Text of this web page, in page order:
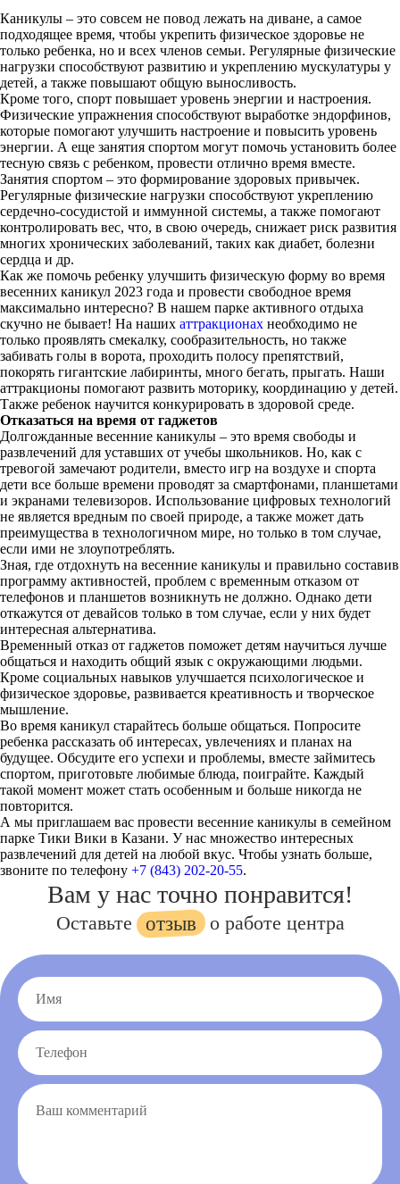
Каникулы – это совсем не повод лежать на диване, а самое
подходящее время, чтобы укрепить физическое здоровье не
только ребенка, но и всех членов семьи. Регулярные физические
нагрузки способствуют развитию и укреплению мускулатуры у
детей, а также повышают общую выносливость.
Кроме того, спорт повышает уровень энергии и настроения.
Физические упражнения способствуют выработке эндорфинов,
которые помогают улучшить настроение и повысить уровень
энергии. А еще занятия спортом могут помочь установить более
тесную связь с ребенком, провести отлично время вместе.
Занятия спортом – это формирование здоровых привычек.
Регулярные физические нагрузки способствуют укреплению
сердечно-сосудистой и иммунной системы, а также помогают
контролировать вес, что, в свою очередь, снижает риск развития
многих хронических заболеваний, таких как диабет, болезни
сердца и др.
Как же помочь ребенку улучшить физическую форму во время
весенних каникул 2023 года и провести свободное время
максимально интересно? В нашем парке активного отдыха
скучно не бывает! На наших аттракционах необходимо не
только проявлять смекалку, сообразительность, но также
забивать голы в ворота, проходить полосу препятствий,
покорять гигантские лабиринты, много бегать, прыгать. Наши
аттракционы помогают развить моторику, координацию у детей.
Также ребенок научится конкурировать в здоровой среде.
Отказаться на время от гаджетов
Долгожданные весенние каникулы – это время свободы и
развлечений для уставших от учебы школьников. Но, как с
тревогой замечают родители, вместо игр на воздухе и спорта
дети все больше времени проводят за смартфонами, планшетами
и экранами телевизоров. Использование цифровых технологий
не является вредным по своей природе, а также может дать
преимущества в технологичном мире, но только в том случае,
если ими не злоупотреблять.
Зная, где отдохнуть на весенние каникулы и правильно составив
программу активностей, проблем с временным отказом от
телефонов и планшетов возникнуть не должно. Однако дети
откажутся от девайсов только в том случае, если у них будет
интересная альтернатива.
Временный отказ от гаджетов поможет детям научиться лучше
общаться и находить общий язык с окружающими людьми.
Кроме социальных навыков улучшается психологическое и
физическое здоровье, развивается креативность и творческое
мышление.
Во время каникул старайтесь больше общаться. Попросите
ребенка рассказать об интересах, увлечениях и планах на
будущее. Обсудите его успехи и проблемы, вместе займитесь
спортом, приготовьте любимые блюда, поиграйте. Каждый
такой момент может стать особенным и больше никогда не
повторится.
А мы приглашаем вас провести весенние каникулы в семейном
парке Тики Вики в Казани. У нас множество интересных
развлечений для детей на любой вкус. Чтобы узнать больше,
звоните по телефону +7 (843) 202-20-55.
Вам у нас точно понравится!
Оставьте отзыв о работе центра